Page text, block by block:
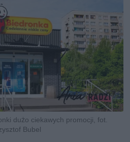
dużo ciekawych promocji, fot.
Bubel